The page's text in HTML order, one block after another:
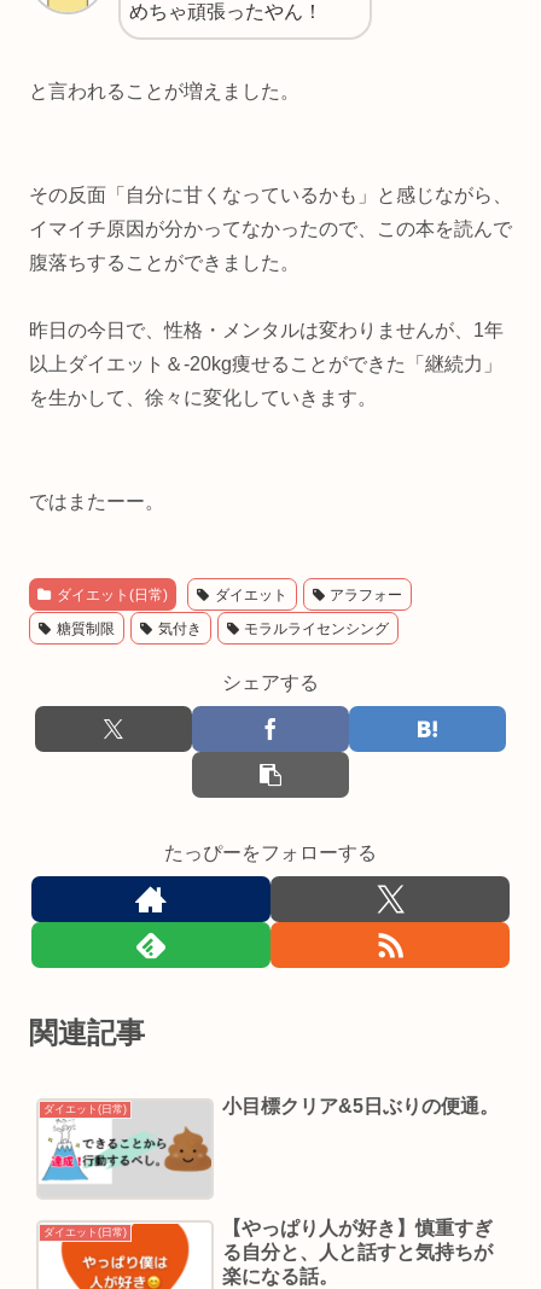
めちゃ頑張ったやん！
と言われることが増えました。
その反面「自分に甘くなっているかも」と感じながら、
イマイチ原因が分かってなかったので、この本を読んで
腹落ちすることができました。
昨日の今日で、性格・メンタルは変わりませんが、1年
以上ダイエット＆-20kg痩せることができた「継続力」
を生かして、徐々に変化していきます。
ではまたーー。
ダイエット(日常) ダイエット アラフォー
糖質制限 気付き モラルライセンシング
シェアする
たっぴーをフォローする
関連記事
ダイエット(日常) 小目標クリア&5日ぶりの便通。
ダイエット(日常)
【やっぱり人が好き】慎重すぎ
る自分と、人と話すと気持ちが
楽になる話。